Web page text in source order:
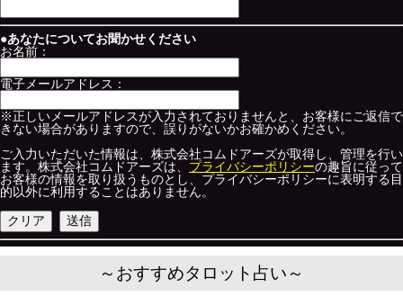
●あなたについてお聞かせください
お名前：
電子メールアドレス：
※正しいメールアドレスが入力されておりませんと、お客様にご返信で
きない場合がありますので、誤りがないかお確かめください。
ご入力いただいた情報は、株式会社コムドアーズが取得し、管理を行い
ます。株式会社コムドアーズは、 プライバシーポリシーの趣旨に従って
お客様の情報を取り扱うものとし、プライバシーポリシーに表明する目
的以外に利用することはありません。